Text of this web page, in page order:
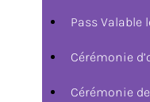
Pass Valable
Cérémonie
Cérémonie